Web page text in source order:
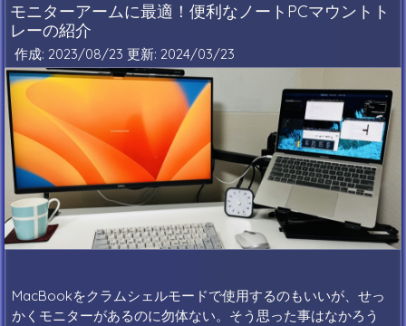
モニターアームに最適！便利なノートPCマウントト
レーの紹介
作成: 2023/08/23 更新: 2024/03/23
MacBookをクラムシェルモードで使用するのもいいが、せっ
かくモニターがあるのに勿体ない。そう思った事はなかろう